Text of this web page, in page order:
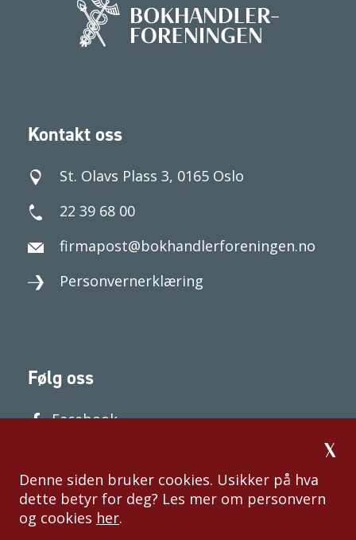
Denne siden bruker cookies. Usikker på hva
dette betyr for deg? Les mer om personvern
og cookies her.
Kontakt oss
St. Olavs Plass 3, 0165 Oslo
22 39 68 00
firmapost@bokhandlerforeningen.no
Personvernerklæring
Følg oss
Facebook